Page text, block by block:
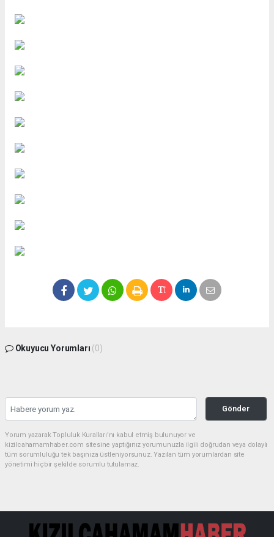
Okuyucu Yorumları (0)
Gönder
Yorum yazarak Topluluk Kuralları’nı kabul etmiş bulunuyor ve
kizilcahamamhaber.com sitesine yaptığınız yorumunuzla ilgili doğrudan veya dolaylı
tüm sorumluluğu tek başınıza üstleniyorsunuz. Yazılan tüm yorumlardan site
yönetimi hiçbir şekilde sorumlu tutulamaz.